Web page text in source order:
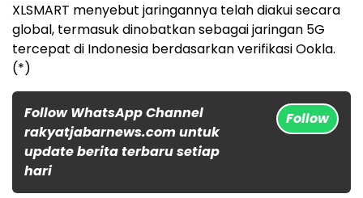
XLSMART menyebut jaringannya telah diakui secara
global, termasuk dinobatkan sebagai jaringan 5G
tercepat di Indonesia berdasarkan verifikasi Ookla.
(*)
Follow WhatsApp Channel
rakyatjabarnews.com untuk
update berita terbaru setiap
hari
Follow